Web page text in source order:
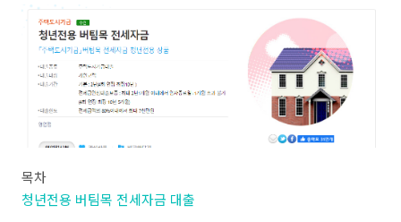
목차
청년전용 버팀목 전세자금 대출